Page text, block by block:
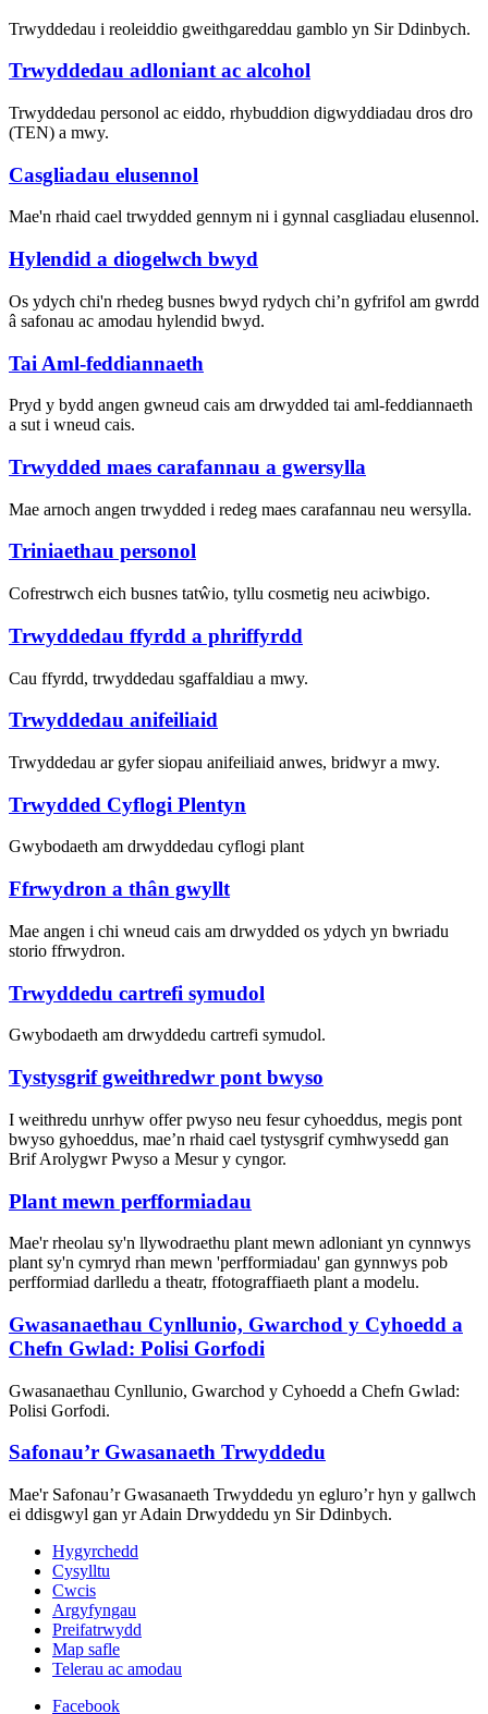
Trwyddedau i reoleiddio gweithgareddau gamblo yn Sir Ddinbych.
Trwyddedau adloniant ac alcohol
Trwyddedau personol ac eiddo, rhybuddion digwyddiadau dros dro
(TEN) a mwy.
Casgliadau elusennol
Mae'n rhaid cael trwydded gennym ni i gynnal casgliadau elusennol.
Hylendid a diogelwch bwyd
Os ydych chi'n rhedeg busnes bwyd rydych chi’n gyfrifol am gwrdd
â safonau ac amodau hylendid bwyd.
Tai Aml-feddiannaeth
Pryd y bydd angen gwneud cais am drwydded tai aml-feddiannaeth
a sut i wneud cais.
Trwydded maes carafannau a gwersylla
Mae arnoch angen trwydded i redeg maes carafannau neu wersylla.
Triniaethau personol
Cofrestrwch eich busnes tatŵio, tyllu cosmetig neu aciwbigo.
Trwyddedau ffyrdd a phriffyrdd
Cau ffyrdd, trwyddedau sgaffaldiau a mwy.
Trwyddedau anifeiliaid
Trwyddedau ar gyfer siopau anifeiliaid anwes, bridwyr a mwy.
Trwydded Cyflogi Plentyn
Gwybodaeth am drwyddedau cyflogi plant
Ffrwydron a thân gwyllt
Mae angen i chi wneud cais am drwydded os ydych yn bwriadu
storio ffrwydron.
Trwyddedu cartrefi symudol
Gwybodaeth am drwyddedu cartrefi symudol.
Tystysgrif gweithredwr pont bwyso
I weithredu unrhyw offer pwyso neu fesur cyhoeddus, megis pont
bwyso gyhoeddus, mae’n rhaid cael tystysgrif cymhwysedd gan
Brif Arolygwr Pwyso a Mesur y cyngor.
Plant mewn perfformiadau
Mae'r rheolau sy'n llywodraethu plant mewn adloniant yn cynnwys
plant sy'n cymryd rhan mewn 'perfformiadau' gan gynnwys pob
perfformiad darlledu a theatr, ffotograffiaeth plant a modelu.
Gwasanaethau Cynllunio, Gwarchod y Cyhoedd a
Chefn Gwlad: Polisi Gorfodi
Gwasanaethau Cynllunio, Gwarchod y Cyhoedd a Chefn Gwlad:
Polisi Gorfodi.
Safonau’r Gwasanaeth Trwyddedu
Mae'r Safonau’r Gwasanaeth Trwyddedu yn egluro’r hyn y gallwch
ei ddisgwyl gan yr Adain Drwyddedu yn Sir Ddinbych.
Hygyrchedd
Cysylltu
Cwcis
Argyfyngau
Preifatrwydd
Map safle
Telerau ac amodau
Facebook